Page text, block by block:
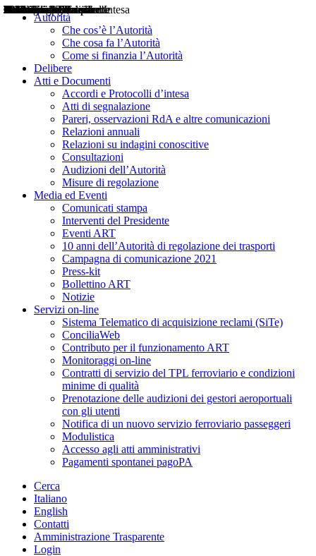
Autorità
Che cos’è l’Autorità
Che cosa fa l’Autorità
Come si finanzia l’Autorità
Delibere
Atti e Documenti
Accordi e Protocolli d’intesa
Atti di segnalazione
Pareri, osservazioni RdA e altre comunicazioni
Relazioni annuali
Relazioni su indagini conoscitive
Consultazioni
Audizioni dell’Autorità
Misure di regolazione
Media ed Eventi
Comunicati stampa
Interventi del Presidente
Eventi ART
10 anni dell’Autorità di regolazione dei trasporti
Campagna di comunicazione 2021
Press-kit
Bollettino ART
Notizie
Servizi on-line
Sistema Telematico di acquisizione reclami (SiTe)
ConciliaWeb
Contributo per il funzionamento ART
Monitoraggi on-line
Contratti di servizio del TPL ferroviario e condizioni
minime di qualità
Prenotazione delle audizioni dei gestori aeroportuali
con gli utenti
Notifica di un nuovo servizio ferroviario passeggeri
Modulistica
Accesso agli atti amministrativi
Pagamenti spontanei pagoPA
Cerca
Italiano
English
Contatti
Amministrazione Trasparente
Login
Delibere
Pareri
Consultazioni
Audizioni
Atti di Segnalazione
Accordi e Protocolli d'Intesa
Relazioni annuali
Misure di regolazione
Notizie
Comunicati Stampa
Bollettini ART
Convegni ART
Interviste del Presidente
Articoli in primo piano
Interventi del Presidente
2004
2005
2010
2013
2014
2015
2016
2017
2018
2019
202
2020
2021
2022
2023
2024
2025
2026
Aereo
Marittimo
Terrestre